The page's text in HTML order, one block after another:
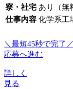
寮・社宅 あり（無
仕事内容 化学系工
＼最短45秒で完了／
応募へ進む
詳しく
見る